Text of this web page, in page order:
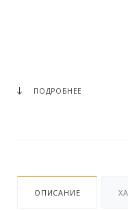
ПОДРОБНЕЕ
ОПИСАНИЕ